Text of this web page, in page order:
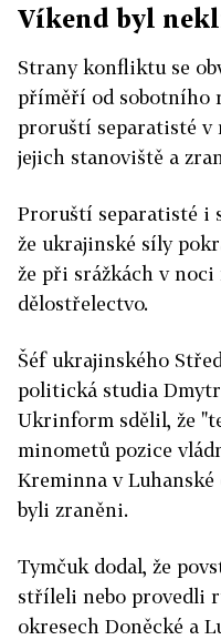
Víkend byl
Strany konfliktu se
příměří od sobotního
proruští separatisté v
jejich stanoviště a
Proruští separatisté i
že ukrajinské síly
že při srážkách v
dělostřelectvo.
Šéf ukrajinského
politická studia
Ukrinform sdělil, že
minometů pozice
Kreminna v
byli zraněni.
Tymčuk dodal, že
stříleli nebo provedli
okresech Doněcké a